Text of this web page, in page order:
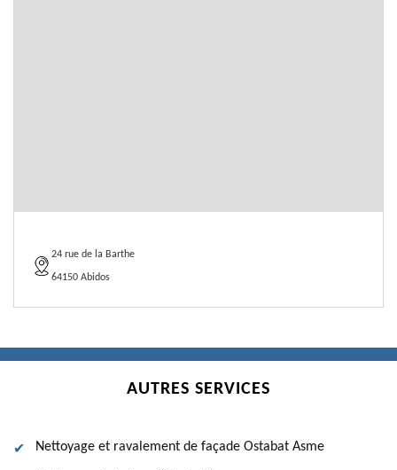
24 rue de la Barthe
64150 Abidos
AUTRES SERVICES
Nettoyage et ravalement de façade Ostabat Asme